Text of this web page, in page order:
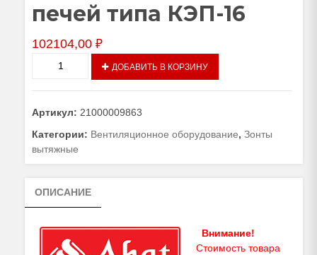
печей типа КЭП-16
102104,00 ₽
Зонт
встраиваемый
ЗВВ-16-
6/4П
для
конвекционных
КЭП-16
ДОБАВИТЬ В КОРЗИНУ
Артикул: 21000009863
Категории: Вентиляционное оборудование, Зонты
вытяжные
ОПИСАНИЕ
Внимание!
Стоимость товара